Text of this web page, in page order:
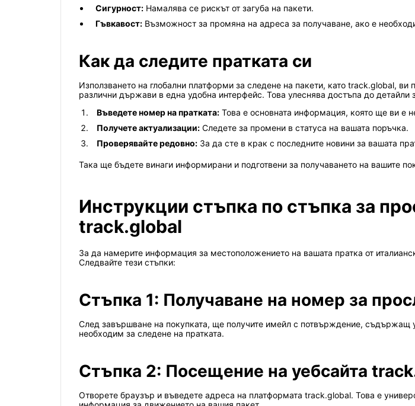
Сигурност: Намалява се рискът от загуба на пакети.
Гъвкавост: Възможност за промяна на адреса за получаване, ако е
Как да следите пратката си
Използването на глобални платформи за следене на пакети, като track.global,
различни държави в една удобна интерфейс. Това улеснява достъпа до
Въведете номер на пратката: Това е основната информация, която ще ви е
Получете актуализации: Следете за промени в статуса на вашата поръчка.
Проверявайте редовно: За да сте в крак с последните новини за вашата
Така ще бъдете винаги информирани и подготвени за получаването на вашите
Инструкции стъпка по стъпка за
track.global
За да намерите информация за местоположението на вашата пратка от
Следвайте тези стъпки:
Стъпка 1: Получаване на номер за
След завършване на покупката, ще получите имейл с потвърждение, съдържащ
необходим за следене на пратката.
Стъпка 2: Посещение на уебсайта
Отворете браузър и въведете адреса на платформата track.global. Това е